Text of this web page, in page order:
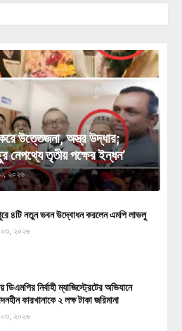
উত্তেজনা, অস্ত্র উদ্ধার;
নেপথ্যে তৃতীয় পক্ষের ইন্ধন’
২০২৬
৪টি নতুন ভবন উদ্বোধন করলেন এমপি লাভলু
২০২৬
ডিএমপির নির্বাহী ম্যাজিস্ট্রেটের অভিযানে
কারখানাকে ২ লক্ষ টাকা জরিমানা
২০২৬